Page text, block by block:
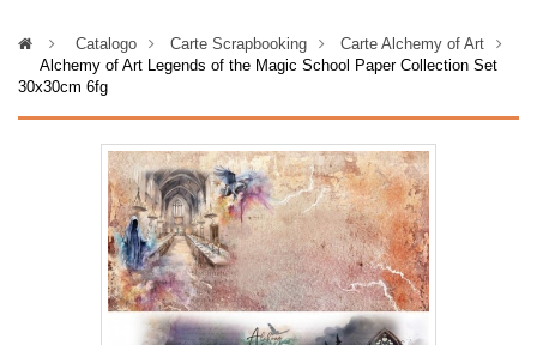
> Catalogo > Carte Scrapbooking >
Carte Alchemy of Art
Alchemy of Art Legends of the Magic School Paper Collection Set
30x30cm 6fg